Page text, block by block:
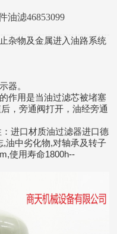
理
索兰无油空压机
油滤46853099
杂物及金属进入油路系统
器。
作用是当油过滤芯被堵塞
，旁通阀打开，油经旁通
进口材质油过滤器进口德
油中劣化物,对轴承及转子
使用寿命1800h--